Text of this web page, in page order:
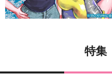
特集